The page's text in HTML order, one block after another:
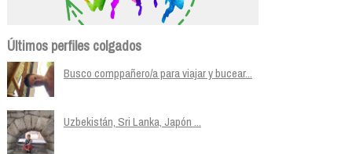
Últimos perfiles colgados
Busco comppañero/a para viajar y bucear...
Uzbekistán, Sri Lanka, Japón ...